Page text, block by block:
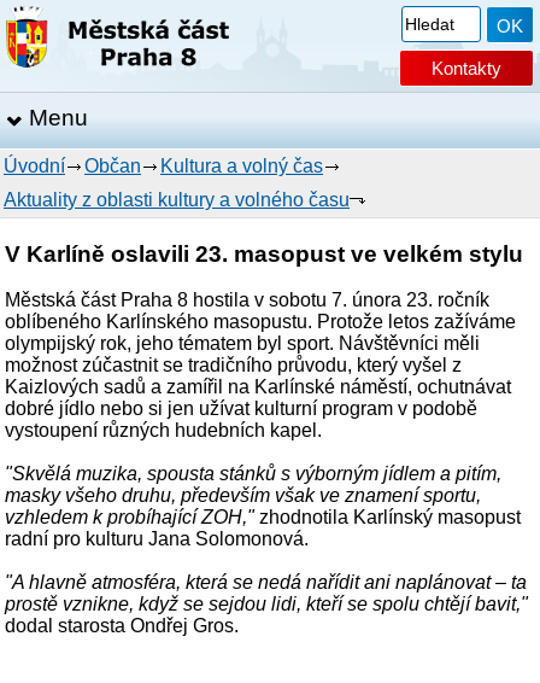
Kontakty
Menu
Úvodní Občan
Kultura a volný čas
Aktuality z oblasti kultury a volného času
V Karlíně oslavili 23. masopust ve velkém stylu
Městská část Praha 8 hostila v sobotu 7. února 23. ročník
oblíbeného Karlínského masopustu. Protože letos zažíváme
olympijský rok, jeho tématem byl sport. Návštěvníci měli
možnost zúčastnit se tradičního průvodu, který vyšel z
Kaizlových sadů a zamířil na Karlínské náměstí, ochutnávat
dobré jídlo nebo si jen užívat kulturní program v podobě
vystoupení různých hudebních kapel.
"Skvělá muzika, spousta stánků s výborným jídlem a pitím,
masky všeho druhu, především však ve znamení sportu,
vzhledem k probíhající ZOH,"zhodnotila Karlínský masopust
radní pro kulturu Jana Solomonová.
"A hlavně atmosféra, která se nedá nařídit ani naplánovat – ta
prostě vznikne, když se sejdou lidi, kteří se spolu chtějí bavit,"
dodal starosta Ondřej Gros.